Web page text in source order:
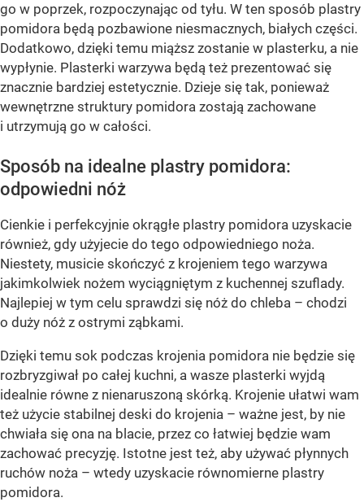
go w poprzek, rozpoczynając od tyłu. W ten sposób plastry
pomidora będą pozbawione niesmacznych, białych części.
Dodatkowo, dzięki temu miąższ zostanie w plasterku, a nie
wypłynie. Plasterki warzywa będą też prezentować się
znacznie bardziej estetycznie. Dzieje się tak, ponieważ
wewnętrzne struktury pomidora zostają zachowane
i utrzymują go w całości.
Sposób na idealne plastry pomidora:
odpowiedni nóż
Cienkie i perfekcyjnie okrągłe plastry pomidora uzyskacie
również, gdy użyjecie do tego odpowiedniego noża.
Niestety, musicie skończyć z krojeniem tego warzywa
jakimkolwiek nożem wyciągniętym z kuchennej szuflady.
Najlepiej w tym celu sprawdzi się nóż do chleba – chodzi
o duży nóż z ostrymi ząbkami.
Dzięki temu sok podczas krojenia pomidora nie będzie się
rozbryzgiwał po całej kuchni, a wasze plasterki wyjdą
idealnie równe z nienaruszoną skórką. Krojenie ułatwi wam
też użycie stabilnej deski do krojenia – ważne jest, by nie
chwiała się ona na blacie, przez co łatwiej będzie wam
zachować precyzję. Istotne jest też, aby używać płynnych
ruchów noża – wtedy uzyskacie równomierne plastry
pomidora.